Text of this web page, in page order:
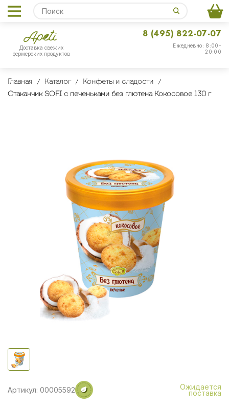
Доставка свежих
фермерских продуктов
Ежедневно: 8:00-
20:00
8 (495) 822-07-07
Главная Каталог
Конфеты и сладости
Стаканчик SOFI c печеньками без глютена Кокосовое 130 г
Артикул: 00005592 Ожидается
поставка